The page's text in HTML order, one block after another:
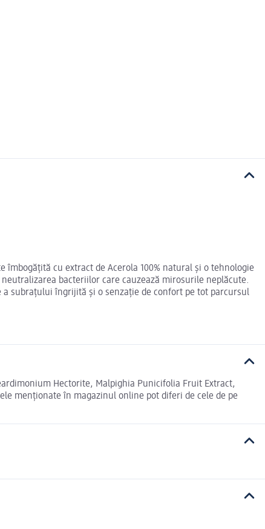
cu extract de Acerola 100% natural și o tehnologie
bacteriilor care cauzează mirosurile neplăcute.
subrațului îngrijită și o senzație de confort pe tot parcursul
Hectorite, Malpighia Punicifolia Fruit Extract,
menționate în magazinul online pot diferi de cele de pe